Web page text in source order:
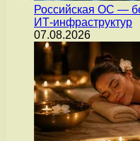
Российская ОС —
ИТ-инфраструктур
07.08.2026